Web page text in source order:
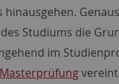
Studiums die
im
Masterprüfung